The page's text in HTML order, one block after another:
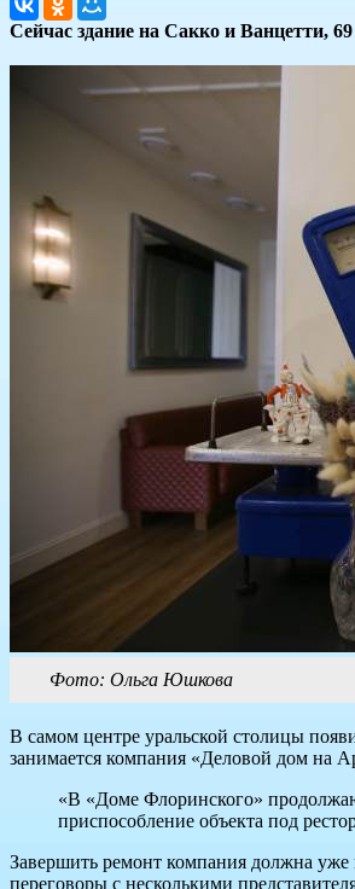
Сейчас здание на Сакко и Ванцетти,
Фото: Ольга Юшкова
В самом центре уральской столицы
занимается компания «Деловой дом на
«В «Доме Флоринского»
приспособление объекта под
Завершить ремонт компания должна уже
переговоры с несколькими